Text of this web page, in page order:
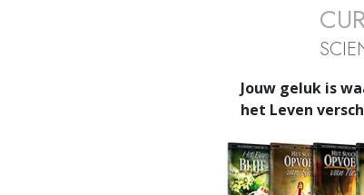
Jouw geluk is
het Leven